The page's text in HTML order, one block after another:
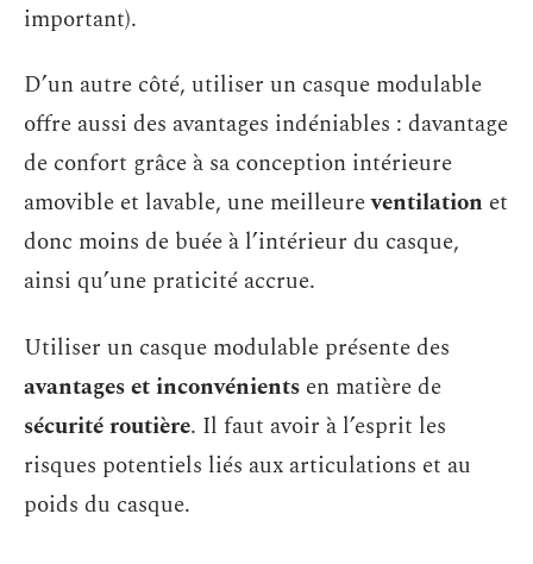
important).
D’un autre côté, utiliser un casque modulable
offre aussi des avantages indéniables : davantage
de confort grâce à sa conception intérieure
amovible et lavable, une meilleureventilation et
donc moins de buée à l’intérieur du casque,
ainsi qu’une praticité accrue.
Utiliser un casque modulable présente des
avantages et inconvénients en matière de
sécurité routière. Il faut avoir à l’esprit les
risques potentiels liés aux articulations et au
poids du casque.